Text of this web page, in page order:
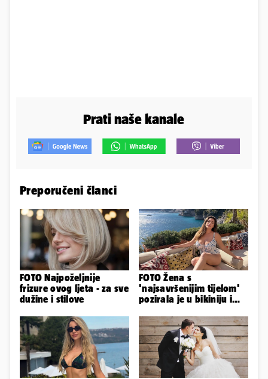
Prati naše kanale
Preporučeni članci
FOTO Najpoželjnije
frizure ovog ljeta - za sve
dužine i stilove
FOTO Žena s
'najsavršenijim tijelom'
pozirala je u bikiniju i
obline...